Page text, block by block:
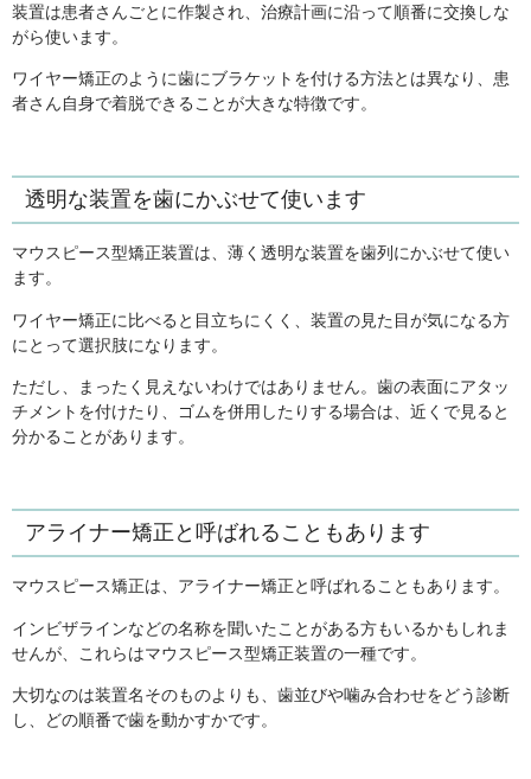
装置は患者さんごとに作製され、治療計画に沿って順番に交換しな
がら使います。
ワイヤー矯正のように歯にブラケットを付ける方法とは異なり、患
者さん自身で着脱できることが大きな特徴です。
透明な装置を歯にかぶせて使います
マウスピース型矯正装置は、薄く透明な装置を歯列にかぶせて使い
ます。
ワイヤー矯正に比べると目立ちにくく、装置の見た目が気になる方
にとって選択肢になります。
ただし、まったく見えないわけではありません。歯の表面にアタッ
チメントを付けたり、ゴムを併用したりする場合は、近くで見ると
分かることがあります。
アライナー矯正と呼ばれることもあります
マウスピース矯正は、アライナー矯正と呼ばれることもあります。
インビザラインなどの名称を聞いたことがある方もいるかもしれま
せんが、これらはマウスピース型矯正装置の一種です。
大切なのは装置名そのものよりも、歯並びや噛み合わせをどう診断
し、どの順番で歯を動かすかです。